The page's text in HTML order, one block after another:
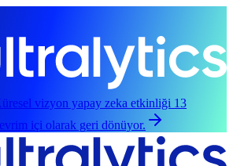
vizyon yapay zeka etkinliği 13
içi olarak geri dönüyor.